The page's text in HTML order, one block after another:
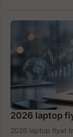
2026 laptop
2026 laptop fiyat